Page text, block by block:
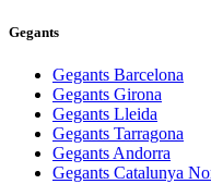
Gegants
Gegants Barcelona
Gegants Girona
Gegants Lleida
Gegants Tarragona
Gegants Andorra
Gegants Catalunya